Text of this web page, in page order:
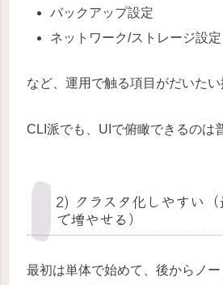
バックアップ設定
ネットワーク/ストレージ設定
など、運用で触る項目がだいたい
CLI派でも、UIで俯瞰できるのは
2) クラスタ化しやすい
で増やせる）
最初は単体で始めて、後からノ